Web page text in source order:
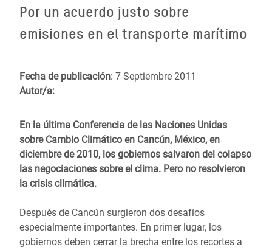
de
ayuda
la
navegación
Por un acuerdo justo sobre
emisiones en el transporte marítimo
Fecha de publicación: 7 Septiembre 2011
Autor/a:
En la última Conferencia de las Naciones Unidas
sobre Cambio Climático en Cancún, México, en
diciembre de 2010, los gobiernos salvaron del colapso
las negociaciones sobre el clima. Pero no resolvieron
la crisis climática.
Después de Cancún surgieron dos desafíos
especialmente importantes. En primer lugar, los
gobiernos deben cerrar la brecha entre los recortes a